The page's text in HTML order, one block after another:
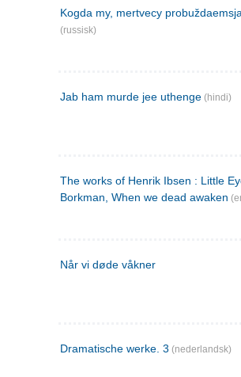
Kogda my, mertvecy
(russisk)
Jab ham murde jee uthenge (hindi)
The works of Henrik Ibsen : Little
Borkman, When we dead awaken
Når vi døde våkner
Dramatische werke. 3 (nederlandsk)